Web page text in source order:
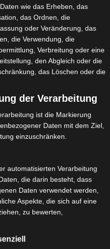
Aktion
werden
spenden
einreichen
Roller
wie das Erheben, das
das Ordnen, die
oder Veränderung, das
die Verwendung, die
Verbreitung oder eine
den Abgleich oder die
das Löschen oder die
der Verarbeitung
ist die Markierung
Daten mit dem Ziel,
einzuschränken.
automatisierten Verarbeitung
die darin besteht, dass
Daten verwendet werden,
Aspekte, die sich auf eine
zu bewerten,
persönlicher
Zuverlässigkeit, Verhalten,